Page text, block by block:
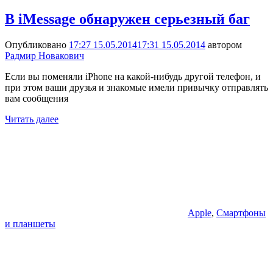
В iMessage обнаружен серьезный баг
Опубликовано 17:27 15.05.201417:31 15.05.2014 автором
Радмир Новакович
Если вы поменяли iPhone на какой-нибудь другой телефон, и
при этом ваши друзья и знакомые имели привычку отправлять
вам сообщения
Читать далее
Apple, Смартфоны
и планшеты